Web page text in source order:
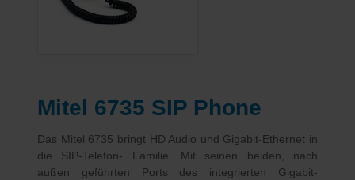
Mitel 6735 SIP Phone
Das Mitel 6735 bringt HD Audio und Gigabit-Ethernet in
die SIP-Telefon- Familie. Mit seinen beiden, nach
außen geführten Ports des integrierten Gigabit-